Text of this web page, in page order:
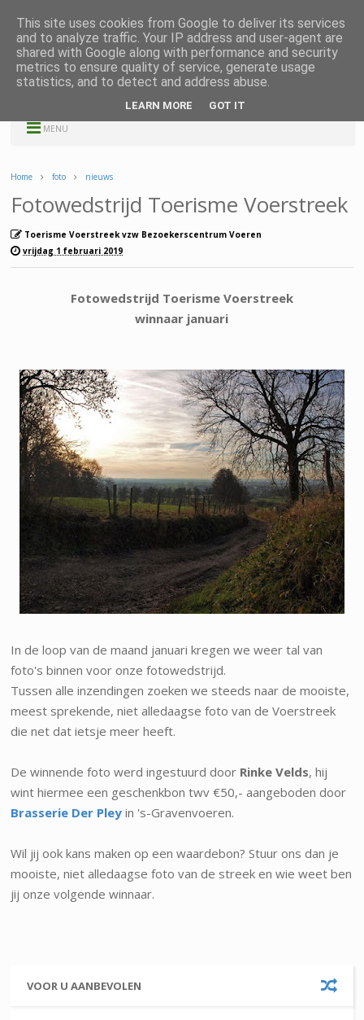
MENU
Home foto nieuws
Fotowedstrijd Toerisme Voerstreek
Toerisme Voerstreek vzw Bezoekerscentrum Voeren
vrijdag 1 februari 2019
Fotowedstrijd Toerisme Voerstreek
winnaar januari
In de loop van de maand januari kregen we weer tal van
foto's binnen voor onze fotowedstrijd.
Tussen alle inzendingen zoeken we steeds naar de mooiste,
meest sprekende, niet alledaagse foto van de Voerstreek
die net dat ietsje meer heeft.
De winnende foto werd ingestuurd door Rinke Velds, hij
wint hiermee een geschenkbon twv €50,- aangeboden door
Brasserie Der Pley in 's-Gravenvoeren.
Wil jij ook kans maken op een waardebon? Stuur ons dan je
mooiste, niet alledaagse foto van de streek en wie weet ben
jij onze volgende winnaar.
VOOR U AANBEVOLEN
This site uses cookies from Google to deliver its services
and to analyze traffic. Your IP address and user-agent are
shared with Google along with performance and security
metrics to ensure quality of service, generate usage
statistics, and to detect and address abuse.
LEARN MORE GOT IT